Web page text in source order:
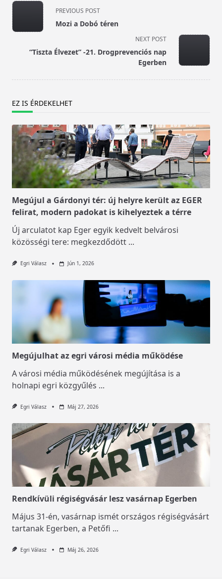
<span
class="nav-
subtitle
reader-
PREVIOUS POST
Mozi a Dobó téren
NEXT POST
“Tiszta Élvezet” -21. Drogprevenciós nap
Egerben
EZ IS ÉRDEKELHET
Megújul a Gárdonyi tér: új helyre került az EGER
felirat, modern padokat is kihelyeztek a térre
Új arculatot kap Eger egyik kedvelt belvárosi
közösségi tere: megkezdődött ...
Egri Válasz Jún 1, 2026
Megújulhat az egri városi média működése
A városi média működésének megújítása is a
holnapi egri közgyűlés ...
Egri Válasz Máj 27, 2026
Rendkívüli régiségvásár lesz vasárnap Egerben
Május 31-én, vasárnap ismét országos régiségvásárt
tartanak Egerben, a Petőfi ...
Egri Válasz Máj 26, 2026